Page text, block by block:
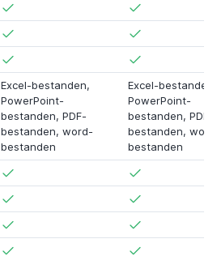
Excel-bestanden,
PowerPoint-
bestanden, PDF-
bestanden, word-
bestanden
Excel-bestanden,
PowerPoint-
bestanden, PDF-
bestanden,
bestanden